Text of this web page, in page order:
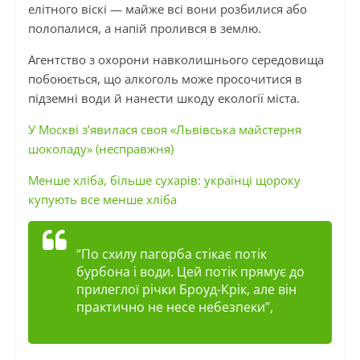
елітного віскі — майже всі вони розбилися або
полопалися, а напій пролився в землю.
Агентство з охорони навколишнього середовища
побоюється, що алкоголь може просочитися в
підземні води й нанести шкоду екології міста.
У Москві з’явилася своя «Львівська майстерня
шоколаду» (несправжня)
Менше хліба, більше сухарів: українці щороку
купують все менше хліба
“По схилу пагорба стікає потік
бурбона і води. Цей потік прямує до
прилеглої річки Броуд-Крік, але він
практично не несе небезпеки”,